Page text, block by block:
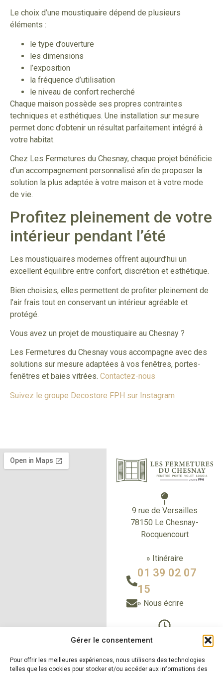
Gérer le consentement
Pour offrir les meilleures expériences, nous utilisons des technologies
telles que les cookies pour stocker et/ou accéder aux informations des
Le choix d’une moustiquaire dépend de plusieurs
éléments :
le type d’ouverture
les dimensions
l’exposition
la fréquence d’utilisation
le niveau de confort recherché
Chaque maison possède ses propres contraintes
techniques et esthétiques. Une installation sur mesure
permet donc d’obtenir un résultat parfaitement intégré à
votre habitat.
Chez Les Fermetures du Chesnay, chaque projet bénéficie
d’un accompagnement personnalisé afin de proposer la
solution la plus adaptée à votre maison et à votre mode
de vie.
Profitez pleinement de votre
intérieur pendant l’été
Les moustiquaires modernes offrent aujourd’hui un
excellent équilibre entre confort, discrétion et esthétique.
Bien choisies, elles permettent de profiter pleinement de
l’air frais tout en conservant un intérieur agréable et
protégé.
Vous avez un projet de moustiquaire au Chesnay ?
Les Fermetures du Chesnay vous accompagne avec des
solutions sur mesure adaptées à vos fenêtres, portes-
fenêtres et baies vitrées. Contactez-nous
Suivez le groupe Decostore FPH sur Instagram
9 rue de Versailles
78150 Le Chesnay-
Rocquencourt
» Itinéraire
01 39 02 07
15
» Nous écrire
Du Lundi au vendredi
et de 14h à 18h